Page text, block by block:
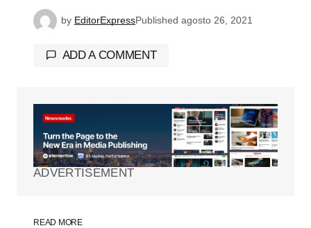
by EditorExpressPublished agosto 26, 2021
ADD A COMMENT
Tu dirección de correo electrónico no será
Los campos obligatorios están
marcados con*
ADVERTISEMENT
READ MORE